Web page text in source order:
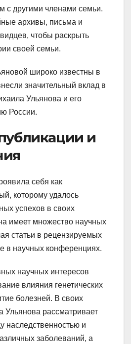
с другими членами семьи.
архивы, письма и
чтобы раскрыть
своей семьи.
широко известны в
значительный вклад в
Ульянова и его
России.
и
себя как
которому удалось
успехов в своих
имеет множество научных
статьи в рецензируемых
в научных конференциях.
научных интересов
влияния генетических
болезней. В своих
Ульянова рассматривает
наследственностью и
заболеваний, а